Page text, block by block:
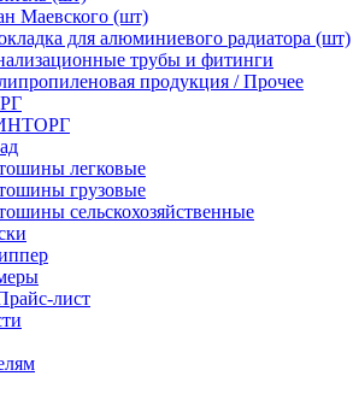
Маевского (шт)
для алюминиевого радиатора (шт)
трубы и фитинги
продукция / Прочее
легковые
грузовые
сельскохозяйственные
лист